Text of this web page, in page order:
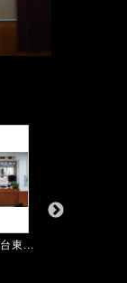
東...